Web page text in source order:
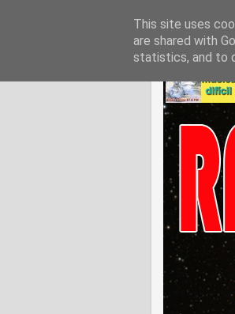
This site uses
are shared with
statistics, and to